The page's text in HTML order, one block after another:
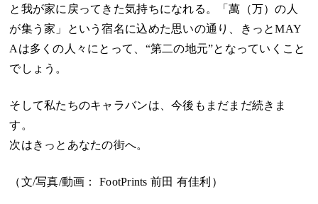
と我が家に戻ってきた気持ちになれる。「萬（万）の人
が集う家」という宿名に込めた思いの通り、きっとMAY
Aは多くの人々にとって、“第二の地元”となっていくこと
でしょう。
そして私たちのキャラバンは、今後もまだまだ続きま
す。
次はきっとあなたの街へ。
（文/写真/動画： FootPrints 前田 有佳利 ）